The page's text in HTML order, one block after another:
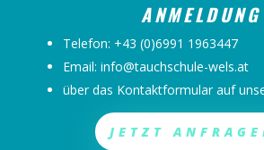
ANMELDUNG
Telefon: +43 (0)6991 1963447
Email: info@tauchschule-wels.at
über das Kontaktformular auf
JETZT